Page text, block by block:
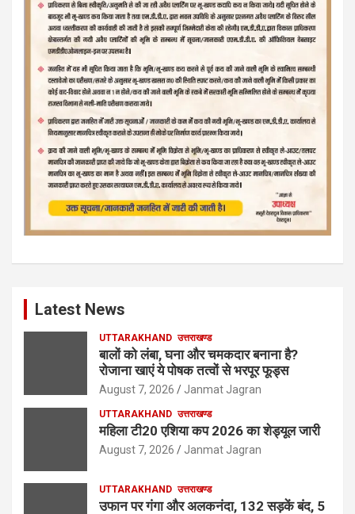
Latest News
UTTARAKHAND उत्तराखण्ड
बालों को लंबा, घना और चमकदार बनाना है?
रोजाना खाएं ये पोषक तत्वों से भरपूर फूड्स
August 7, 2026 Janmat Jagran
UTTARAKHAND उत्तराखण्ड
महिला टी20 एशिया कप 2026 का शेड्यूल जारी
August 7, 2026 Janmat Jagran
UTTARAKHAND उत्तराखण्ड
उफान पर गंगा और अलकनंदा, 132 सड़कें बंद, 5